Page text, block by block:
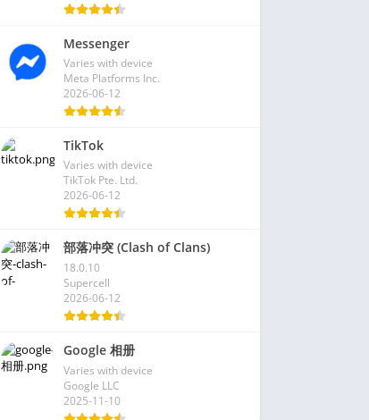
Messenger
Varies with device
Meta Platforms Inc.
2026-06-12
TikTok
Varies with device
TikTok Pte. Ltd.
2026-06-12
部落冲突 (Clash of Clans)
18.0.10
Supercell
2026-06-12
Google 相册
Varies with device
Google LLC
2025-11-10